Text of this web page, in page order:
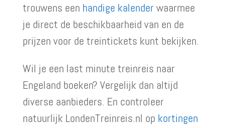
trouwens een handige kalenderwaarmee
je direct de beschikbaarheid van en de
prijzen voor de treintickets kunt bekijken.
Wil je een last minute treinreis naar
Engeland boeken? Vergelijk dan altijd
diverse aanbieders. En controleer
natuurlijk LondenTreinreis.nl op kortingen